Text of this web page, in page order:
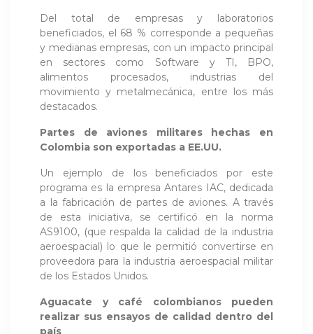
Del total de empresas y laboratorios
beneficiados, el 68 % corresponde a pequeñas
y medianas empresas, con un impacto principal
en sectores como Software y TI, BPO,
alimentos procesados, industrias del
movimiento y metalmecánica, entre los más
destacados.
Partes de aviones militares hechas en
Colombia son exportadas a EE.UU.
Un ejemplo de los beneficiados por este
programa es la empresa Antares IAC, dedicada
a la fabricación de partes de aviones. A través
de esta iniciativa, se certificó en la norma
AS9100, (que respalda la calidad de la industria
aeroespacial) lo que le permitió convertirse en
proveedora para la industria aeroespacial militar
de los Estados Unidos.
Aguacate y café colombianos pueden
realizar sus ensayos de calidad dentro del
país